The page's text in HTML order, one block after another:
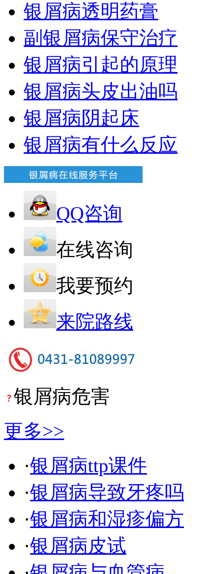
银屑病透明药膏
副银屑病保守治疗
银屑病引起的原理
银屑病头皮出油吗
银屑病阴起床
银屑病有什么反应
QQ咨询
在线咨询
我要预约
来院路线
银屑病危害
更多>>
·银屑病ttp课件
·银屑病导致牙疼吗
·银屑病和湿疹偏方
·银屑病皮试